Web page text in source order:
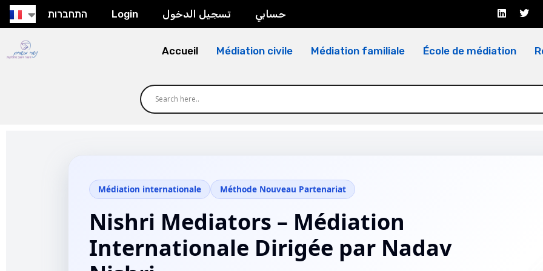
התחברות Login تسجيل الدخول حسابي
Accueil Médiation civile Médiation familiale École de médiation
Médiation internationale Méthode Nouveau Partenariat
Nishri Mediators – Médiation
Internationale Dirigée par Nadav